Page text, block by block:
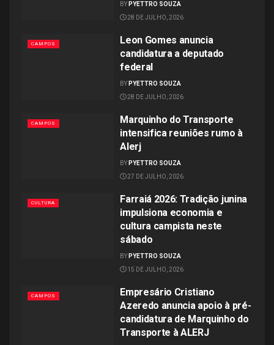
BY PYETTRO SOUZA
28 DE JULHO, 2026
CAMPOS
Leon Gomes anuncia
candidatura a deputado
federal
BY PYETTRO SOUZA
28 DE JULHO, 2026
CAMPOS
Marquinho do Transporte
intensifica reuniões rumo à
Alerj
BY PYETTRO SOUZA
27 DE JULHO, 2026
CULTURA
Farraiá 2026: Tradição junina
impulsiona economia e
cultura campista neste
sábado
BY PYETTRO SOUZA
15 DE JULHO, 2026
CAMPOS
​Empresário Cristiano
Azeredo anuncia apoio à pré-
candidatura de Marquinho do
Transporte à ALERJ